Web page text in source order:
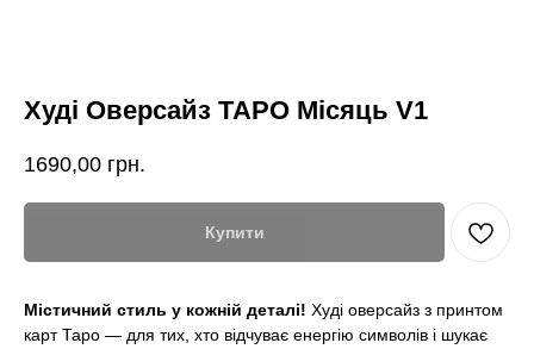
Худі Оверсайз ТАРО Місяць V1
1690,00 грн.
Купити
Містичний стиль у кожній деталі! Худі оверсайз з принтом
карт Таро — для тих, хто відчуває енергію символів і шукає